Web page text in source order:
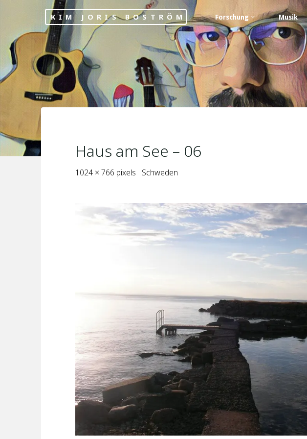
content
KIM JORIS BOSTRÖM Forschung Musik
Haus am See – 06
Full
1024 × 766 pixels Schweden